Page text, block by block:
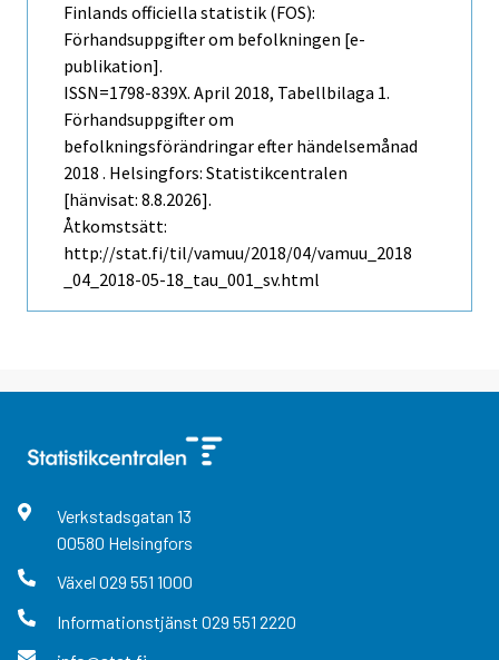
Finlands officiella statistik (FOS):
Förhandsuppgifter om befolkningen [e-
publikation].
ISSN=1798-839X. April 2018, Tabellbilaga 1.
Förhandsuppgifter om
befolkningsförändringar efter händelsemånad
2018 . Helsingfors: Statistikcentralen
[hänvisat: 8.8.2026].
Åtkomstsätt:
http://stat.fi/til/vamuu/2018/04/vamuu_2018
_04_2018-05-18_tau_001_sv.html
Verkstadsgatan 13
00580 Helsingfors
Växel 029 551 1000
Informationstjänst 029 551 2220